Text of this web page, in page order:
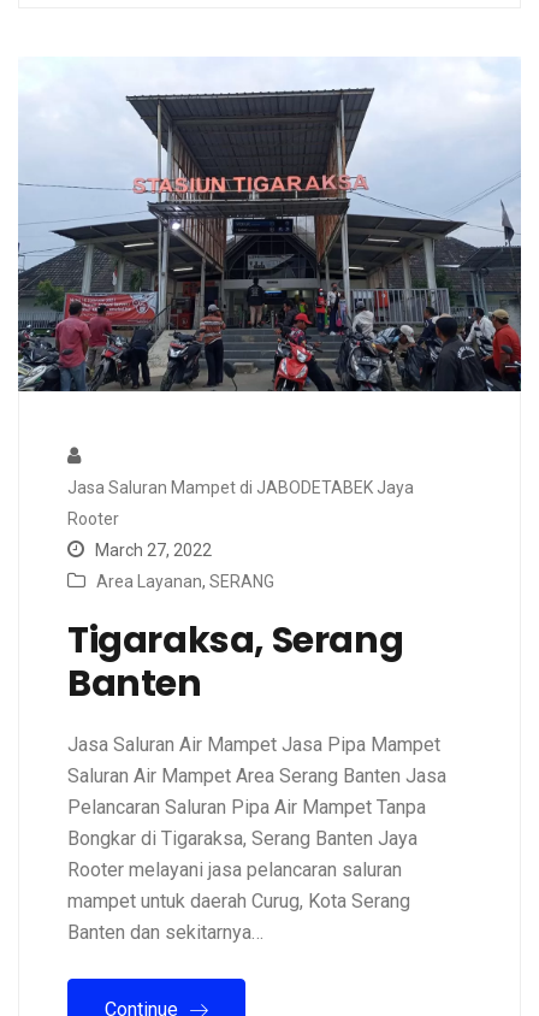
Jasa Saluran Mampet di JABODETABEK Jaya
Rooter
March 27, 2022
Area Layanan, SERANG
Tigaraksa, Serang
Banten
Jasa Saluran Air Mampet Jasa Pipa Mampet
Saluran Air Mampet Area Serang Banten Jasa
Pelancaran Saluran Pipa Air Mampet Tanpa
Bongkar di Tigaraksa, Serang Banten Jaya
Rooter melayani jasa pelancaran saluran
mampet untuk daerah Curug, Kota Serang
Banten dan sekitarnya…
Continue